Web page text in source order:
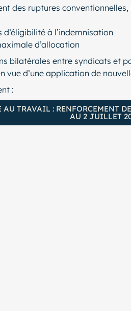
des ruptures
d’éligibilité à l’indemnisation
d’allocation
bilatérales entre syndicats et
vue d’une application de
:
TRAVAIL : RENFORCEMENT
AU 2 JUILLET